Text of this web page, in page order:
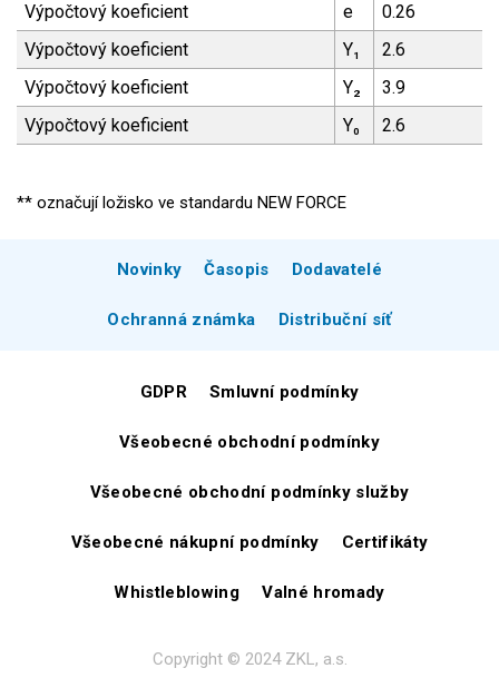
Výpočtový koeficient
e
0.26
Výpočtový koeficient
Y₁
2.6
Výpočtový koeficient
Y₂
3.9
Výpočtový koeficient
Y₀ 2.6
** označují ložisko ve standardu NEW FORCE
Novinky Časopis Dodavatelé
Ochranná známka Distribuční síť
GDPR Smluvní podmínky
Všeobecné obchodní podmínky
Všeobecné obchodní podmínky služby
Všeobecné nákupní podmínky Certifikáty
Whistleblowing Valné hromady
Copyright © 2024 ZKL, a.s.